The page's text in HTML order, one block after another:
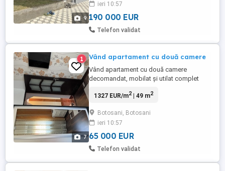
9
compartimentare funcționala,Etaj :4
camere luminoase, o baie
ieri 10:57
190 000 EUR
Telefon validat
7
1 Vând apartament cu două camere
Vând apartament cu două camere
decomandat, mobilat și utilat complet
de școala (sc 6), liceu ( lic economic),
stomatologie, biserică, farmacie, magazin
(Profi, Ovisim,Stejarul), mijloace de
transport (capăt linie 1). Apartamentul ...
1327 EUR/m2| 49 m2
Botosani, Botosani
ieri 10:57
65 000 EUR
Telefon validat